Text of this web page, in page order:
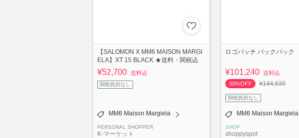
【SALOMON X MM6 MAISON MARGI
ELA】XT 15 BLACK ★送料・関税込
¥52,700 送料込
関税負担なし
MM6 Maison Margiela
PERSONAL SHOPPER
K-マーケット
ロゴパッチ バックパック
¥101,240 送料込
30%OFF
¥144,630
関税負担なし
MM6 Maison Margiela
SHOP
shoppyspot